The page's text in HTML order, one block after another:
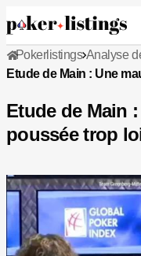
Pokerlistings Analyse
Etude de Main : Une
Etude de Main
poussée trop